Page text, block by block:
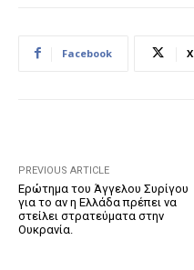
Facebook X
PREVIOUS ARTICLE
Ερώτημα του Άγγελου Συρίγου
για το αν η Ελλάδα πρέπει να
στείλει στρατεύματα στην
Ουκρανία.